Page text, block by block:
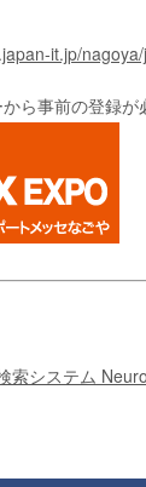
it.jp/
ら事前の登録が
索システム